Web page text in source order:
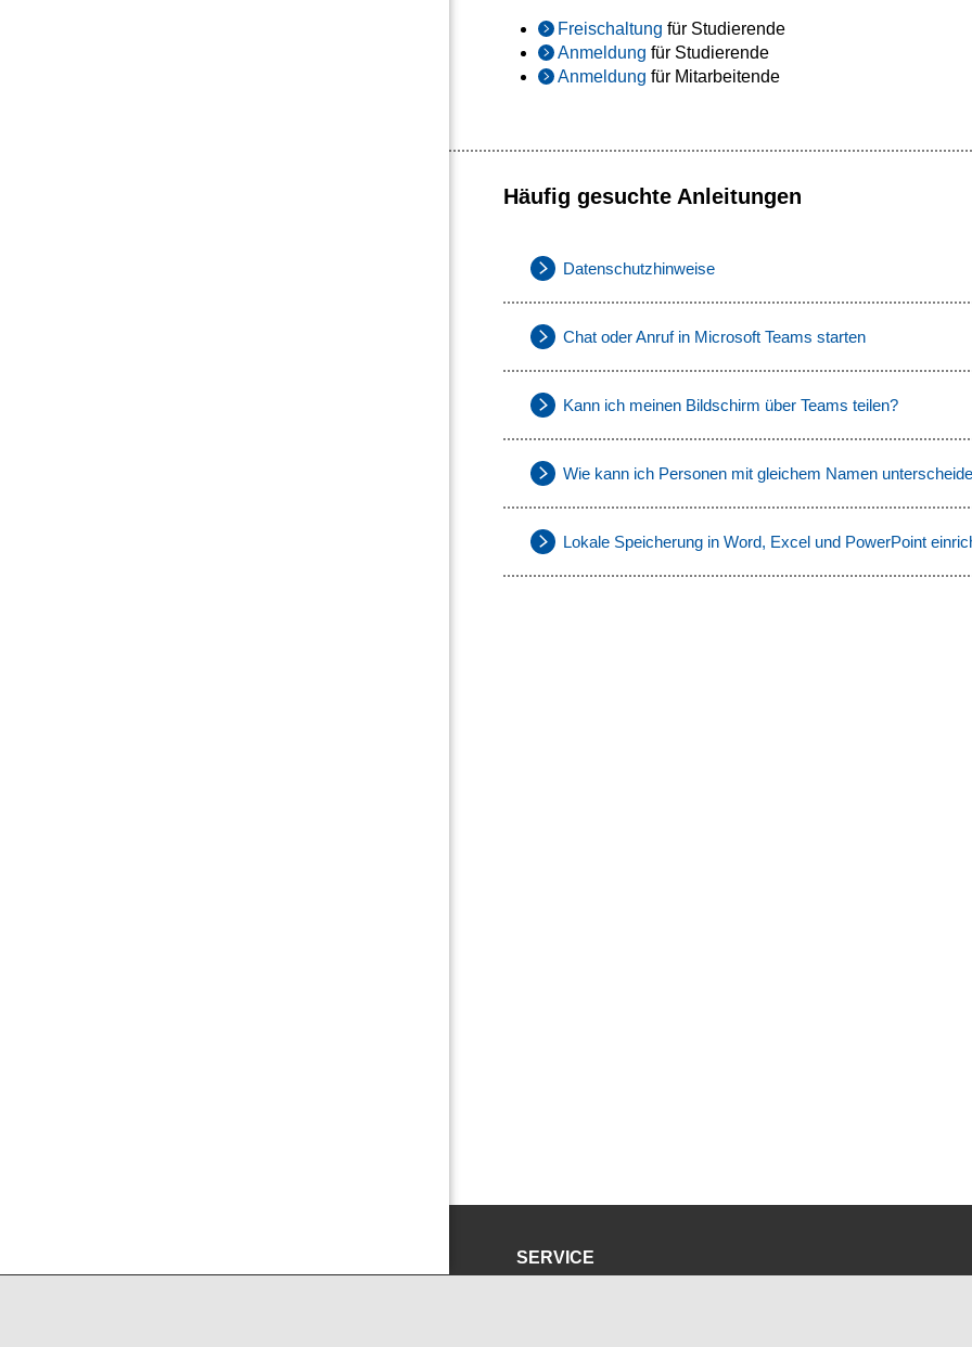
Freischaltung für Studierende
Anmeldung für Studierende
Anmeldung für Mitarbeitende
Häufig gesuchte Anleitungen
Datenschutzhinweise
Chat oder Anruf in Microsoft Teams starten
Kann ich meinen Bildschirm über Teams teilen?
Wie kann ich Personen mit gleichem Namen
Lokale Speicherung in Word, Excel und PowerPoint
SERVICE